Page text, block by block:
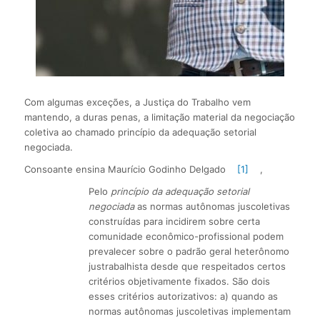
Com algumas exceções, a Justiça do Trabalho vem
mantendo, a duras penas, a limitação material da negociação
coletiva ao chamado princípio da adequação setorial
negociada.
Consoante ensina Maurício Godinho Delgado
[1]
,
Pelo princípio da adequação setorial
negociadaas normas autônomas juscoletivas
construídas para incidirem sobre certa
comunidade econômico-profissional podem
prevalecer sobre o padrão geral heterônomo
justrabalhista desde que respeitados certos
critérios objetivamente fixados. São dois
esses critérios autorizativos: a) quando as
normas autônomas juscoletivas implementam